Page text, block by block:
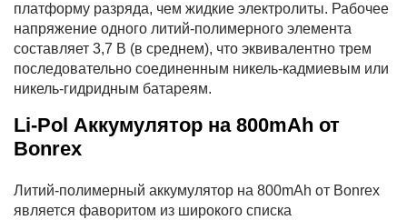
платформу разряда, чем жидкие электролиты. Рабочее
напряжение одного литий-полимерного элемента
составляет 3,7 В (в среднем), что эквивалентно трем
последовательно соединенным никель-кадмиевым или
никель-гидридным батареям.
Li-Pol Аккумулятор на 800mAh от
Bonrex
Литий-полимерный аккумулятор на 800mAh от Bonrex
является фаворитом из широкого списка